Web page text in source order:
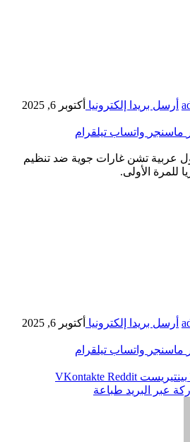
أرسل بريدا إلكترونيا أكتوبر 6, 2025
ماسنجر واتساب تيلقرام
عربية تشن غارات جوية ضد تنظيم
للمرة الأولى.
أرسل بريدا إلكترونيا أكتوبر 6, 2025
ماسنجر واتساب تيلقرام
بينتيريست
عبر البريد طباعة